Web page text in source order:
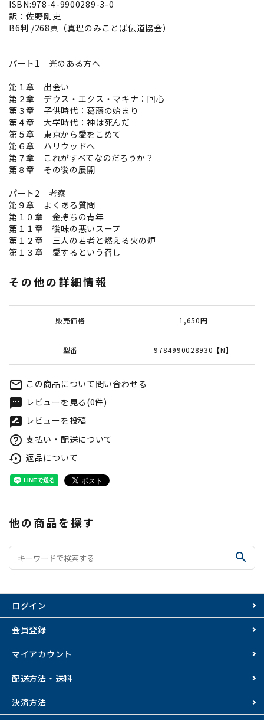
ISBN:978-4-9900289-3-0
訳：佐野剛史
B6判 /268頁（真理のみことば伝道協会）
パート1 光のある方へ
第１章 出会い
第２章 デウス・エクス・マキナ：回心
第３章 子供時代：葛藤の始まり
第４章 大学時代：神は死んだ
第５章 東京から愛をこめて
第６章 ハリウッドへ
第７章 これがすべてなのだろうか？
第８章 その後の展開
パート2 考察
第９章 よくある質問
第１０章 金持ちの青年
第１１章 後味の悪いスープ
第１２章 三人の若者と燃える火の炉
第１３章 愛するという召し
その他の詳細情報
販売価格 1,650円
型番 9784990028930【N】
mail_outline この商品について問い合わせる
textsms レビューを見る(0件)
rate_review レビューを投稿
help_outline 支払い・配送について
settings_backup_restore 返品について
他の商品を探す
search
ログイン
会員登録
マイアカウント
配送方法・送料
決済方法